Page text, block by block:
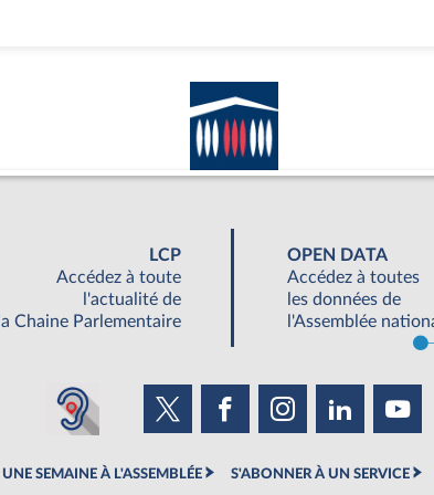
LCP
Accédez à toute
l'actualité de
la Chaine Parlementaire
OPEN DATA
Accédez à toutes
les données de
l'Assemblée
UNE SEMAINE À L'ASSEMBLÉE S'ABONNER À UN SERVICE